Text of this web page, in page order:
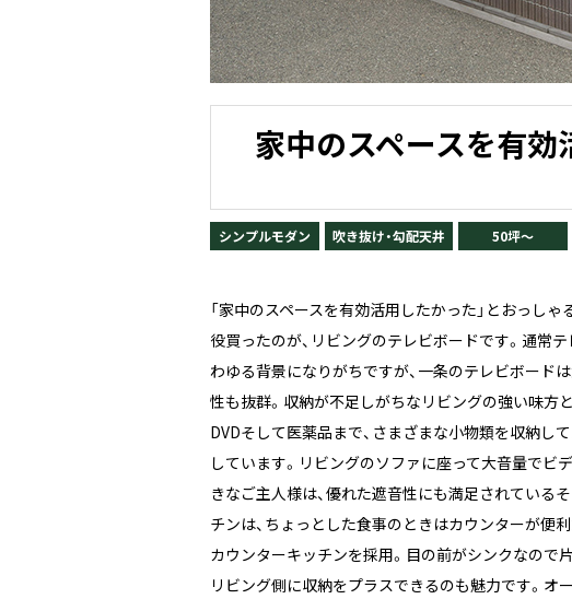
家中のスペースを有効
シンプルモダン 吹き抜け・勾配天井 50坪〜
「家中のスペースを有効活用したかった」とおっし
役買ったのが、リビングのテレビボードです。通常
わゆる背景になりがちですが、一条のテレビボード
性も抜群。収納が不足しがちなリビングの強い味方
DVDそして医薬品まで、さまざまな小物類を収納し
しています。リビングのソファに座って大音量でビ
きなご主人様は、優れた遮音性にも満足されているそ
チンは、ちょっとした食事のときはカウンターが便
カウンターキッチンを採用。目の前がシンクなので
リビング側に収納をプラスできるのも魅力です。オ